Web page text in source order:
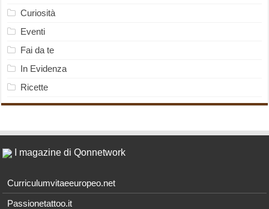
Curiosità
Eventi
Fai da te
In Evidenza
Ricette
I magazine di Qonnetwork
Curriculumvitaeeuropeo.net
Passionetattoo.it